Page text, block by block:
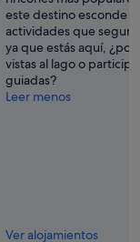
este destino esconde
actividades que
ya que estás aquí,
vistas al lago o
guiadas?
Leer menos
Ver alojamientos